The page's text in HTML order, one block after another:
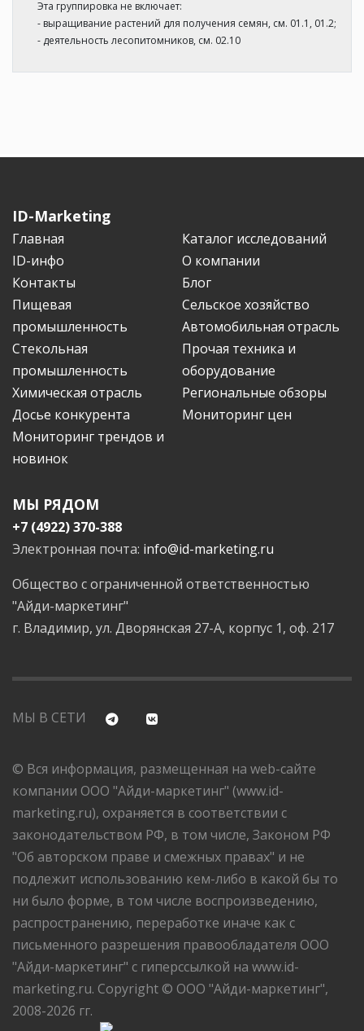
Эта группировка не включает:
- выращивание растений для получения семян, см. 01.1, 01.2;
- деятельность лесопитомников, см. 02.10
ID-Marketing
Главная
Каталог исследований
ID-инфо
О компании
Контакты
Блог
Пищевая
промышленность
Сельское хозяйство
Автомобильная отрасль
Стекольная
промышленность
Прочая техника и
оборудование
Химическая отрасль
Региональные обзоры
Досье конкурента
Мониторинг цен
Мониторинг трендов и
новинок
МЫ РЯДОМ
+7 (4922) 370-388
Электронная почта: info@id-marketing.ru
Общество с ограниченной ответственностью
"Айди-маркетинг"
г. Владимир, ул. Дворянская 27-А, корпус 1, оф. 217
МЫ В СЕТИ
© Вся информация, размещенная на web-сайте
компании ООО "Айди-маркетинг" (www.id-
marketing.ru), охраняется в соответствии с
законодательством РФ, в том числе, Законом РФ
"Об авторском праве и смежных правах" и не
подлежит использованию кем-либо в какой бы то
ни было форме, в том числе воспроизведению,
распространению, переработке иначе как с
письменного разрешения правообладателя ООО
"Айди-маркетинг" с гиперссылкой на www.id-
marketing.ru. Copyright © ООО "Айди-маркетинг",
2008-2026 гг.